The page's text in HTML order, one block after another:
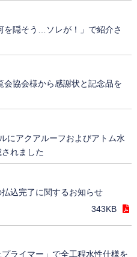
を隠そう…ソレが！」で紹介さ
協会様から感謝状と記念品を
にアクアルーフおよびアトム水
れました
込完了に関するお知らせ
343KB
ライマー」で全工程水性仕様を